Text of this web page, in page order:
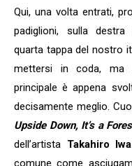
Qui, una volta entrati,
padiglioni, sulla destra
quarta tappa del nostro
mettersi in coda, ma
principale è appena
decisamente meglio.
Upside Down, It’s a
dell’artista Takahiro
comune come